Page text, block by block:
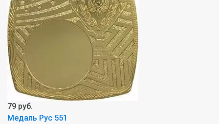
79 руб.
Медаль Рус 551